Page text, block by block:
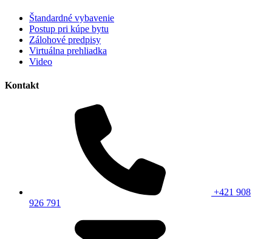
Štandardné vybavenie
Postup pri kúpe bytu
Zálohové predpisy
Virtuálna prehliadka
Video
Kontakt
+421 908
926 791